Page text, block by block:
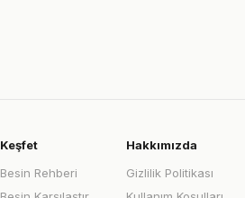
Keşfet
Besin Rehberi
Hakkımızda
Gizlilik Politikası